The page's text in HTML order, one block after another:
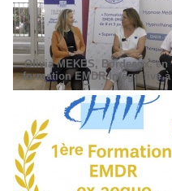
Olivia MEKES, Bordeaux, en
formation EMDR Intégrative à
Paris